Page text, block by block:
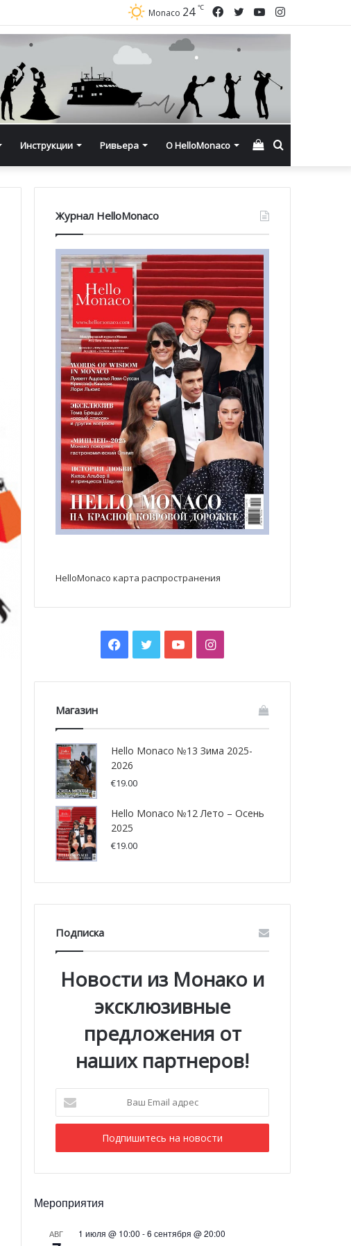
Instagram
YouTube
Twitter
Facebook
Monaco 24 ℃
Инструкции Ривьера О HelloMonaco Смотреть
корзину
Журнал HelloMonaco
HelloMonaco карта распространения
Facebook
TwitterYouTubeInstagram
Магазин
Hello Monaco №13 Зима 2025-
2026
€19.00
Hello Monaco №12 Лето – Осень
2025
€19.00
Подписка
Новости из Монако и
эксклюзивные
предложения от
наших партнеров!
Email
адрес
Мероприятия
АВГ 1 июля @ 10:00 -6 сентября @ 20:00